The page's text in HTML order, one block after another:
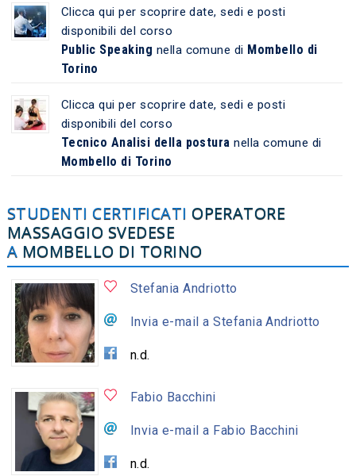
Clicca qui per scoprire date, sedi e posti
disponibili del corso
Public Speaking nella comune di Mombello di
Torino
Clicca qui per scoprire date, sedi e posti
disponibili del corso
Tecnico Analisi della postura nella comune di
Mombello di Torino
STUDENTI CERTIFICATIOPERATORE
MASSAGGIO SVEDESE
A MOMBELLO DI TORINO
Stefania Andriotto
Invia e-mail a Stefania Andriotto
n.d.
Fabio Bacchini
Invia e-mail a Fabio Bacchini
n.d.